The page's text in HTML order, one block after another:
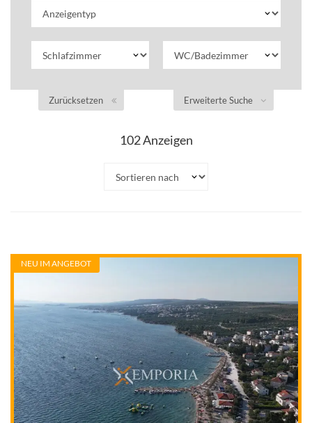
Erweiterte Suche
Zurücksetzen
102Anzeigen
NEU IM ANGEBOT